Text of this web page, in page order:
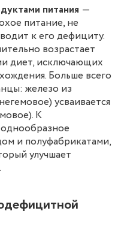
питания ―
питание, не
к его дефициту.
возрастает
диет, исключающих
Больше всего
железо из
усваивается
К
и полуфабрикатами,
улучшает